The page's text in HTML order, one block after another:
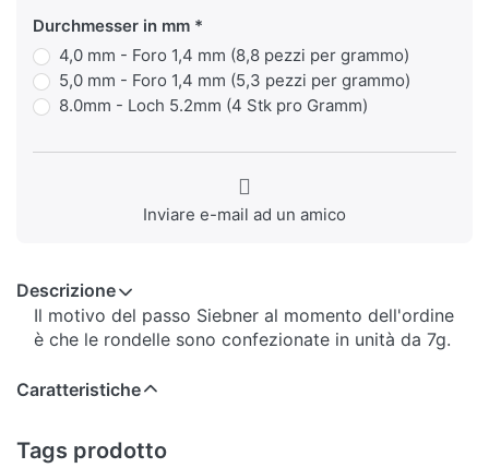
Durchmesser in mm
4,0 mm - Foro 1,4 mm (8,8 pezzi per grammo)
5,0 mm - Foro 1,4 mm (5,3 pezzi per grammo)
8.0mm - Loch 5.2mm (4 Stk pro Gramm)
Inviare e-mail ad un amico
Descrizione
Il motivo del passo Siebner al momento dell'ordine
è che le rondelle sono confezionate in unità da 7g.
Caratteristiche
Tags prodotto